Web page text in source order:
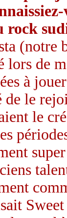
rock
(notre
lors de
à
de le
le